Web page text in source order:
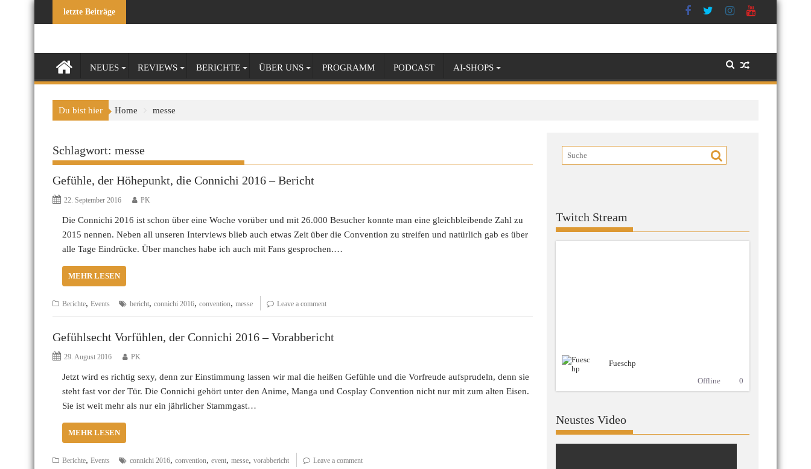
letzte Beiträge
NEUES REVIEWS BERICHTE ÜBER UNS PROGRAMM PODCAST AI-SHOPS
Du bist hier Home messe
Schlagwort: messe
Gefühle, der Höhepunkt, die Connichi 2016 – Bericht
22. September 2016 PK
Die Connichi 2016 ist schon über eine Woche vorüber und mit 26.000 Besucher konnte man eine gleichbleibende Zahl zu
2015 nennen. Neben all unseren Interviews blieb auch etwas Zeit über die Convention zu streifen und natürlich gab es über
alle Tage Eindrücke. Über manches habe ich auch mit Fans gesprochen.…
MEHR LESEN
Berichte, Events bericht, connichi 2016, convention, messe Leave a comment
Gefühlsecht Vorfühlen, der Connichi 2016 – Vorabbericht
29. August 2016 PK
Jetzt wird es richtig sexy, denn zur Einstimmung lassen wir mal die heißen Gefühle und die Vorfreude aufsprudeln, denn sie
steht fast vor der Tür. Die Connichi gehört unter den Anime, Manga und Cosplay Convention nicht nur mit zum alten Eisen.
Sie ist weit mehr als nur ein jährlicher Stammgast…
MEHR LESEN
Berichte, Events connichi 2016, convention, event, messe, vorabbericht Leave a comment
Twitch Stream
Fueschp
Offline
0
Neustes Video